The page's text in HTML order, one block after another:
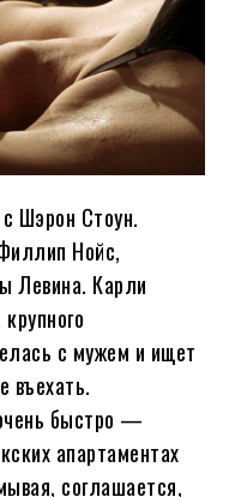
Шэрон Стоун.
Нойс,
Левина. Карли
с мужем и ищет
въехать.
быстро —
апартаментах
соглашается,